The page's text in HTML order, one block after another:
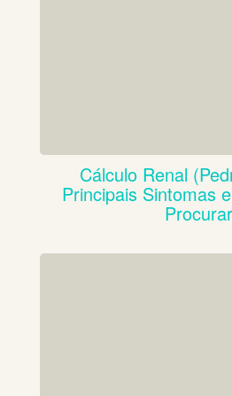
Cálculo Renal
Principais Sintomas
Procurar